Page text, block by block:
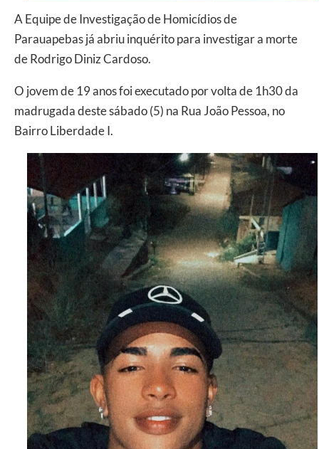
A Equipe de Investigação de Homicídios de
Parauapebas já abriu inquérito para investigar a morte
de Rodrigo Diniz Cardoso.
O jovem de 19 anos foi executado por volta de 1h30 da
madrugada deste sábado (5) na Rua João Pessoa, no
Bairro Liberdade I.